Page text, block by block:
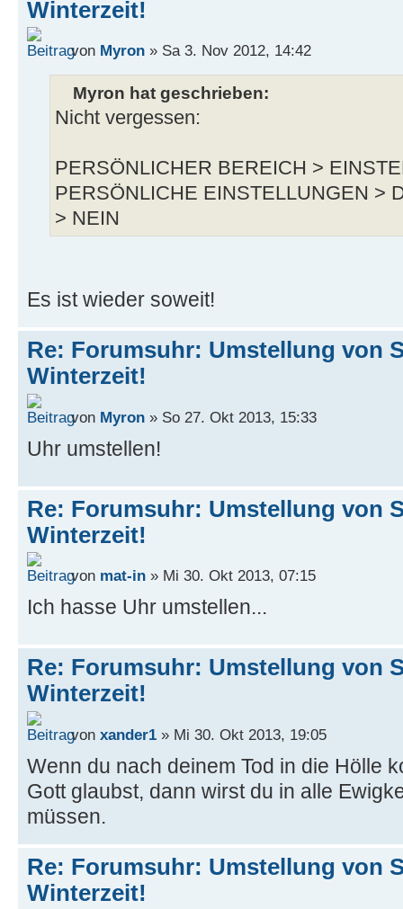
Winterzeit!
von Myron » Sa 3. Nov 2012, 14:42
Myron hat geschrieben:
Nicht vergessen:
PERSÖNLICHER BEREICH >
PERSÖNLICHE EINSTELLUNGEN >
> NEIN
Es ist wieder soweit!
Re: Forumsuhr: Umstellung von
Winterzeit!
von Myron » So 27. Okt 2013, 15:33
Uhr umstellen!
Re: Forumsuhr: Umstellung von
Winterzeit!
von mat-in » Mi 30. Okt 2013, 07:15
Ich hasse Uhr umstellen...
Re: Forumsuhr: Umstellung von
Winterzeit!
von xander1 » Mi 30. Okt 2013, 19:05
Wenn du nach deinem Tod in die Hölle
Gott glaubst, dann wirst du in alle
müssen.
Re: Forumsuhr: Umstellung von
Winterzeit!